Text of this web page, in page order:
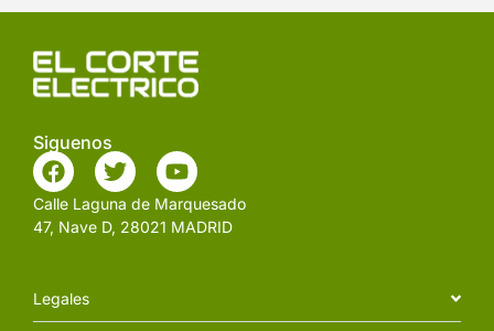
Siguenos
Calle Laguna de Marquesado
47, Nave D, 28021 MADRID
Legales